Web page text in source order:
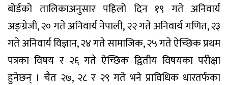
बोर्डको तालिकाअनुसार पहिलो दिन १९ गते अनिवार्य
अङ्ग्रेजी, २० गते अनिवार्य नेपाली, २२ गते अनिवार्य गणित, २३
गते अनिवार्य विज्ञान, २४ गते सामाजिक, २५ गते ऐच्छिक प्रथम
पत्रका विषय र २६ गते ऐच्छिक द्वितीय विषयका परीक्षा
हुनेछन् । चैत २७, २८ र २९ गते भने प्राविधिक धारतर्फका